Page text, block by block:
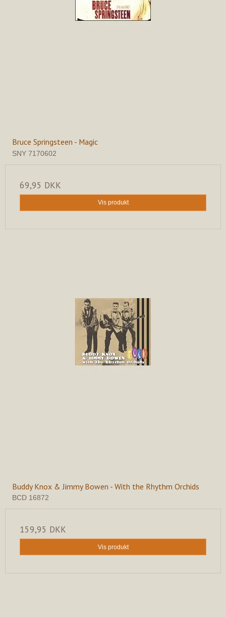
Bruce Springsteen - Magic
SNY 7170602
69,95 DKK
Vis produkt
Buddy Knox & Jimmy Bowen - With the Rhythm Orchids
BCD 16872
159,95 DKK
Vis produkt